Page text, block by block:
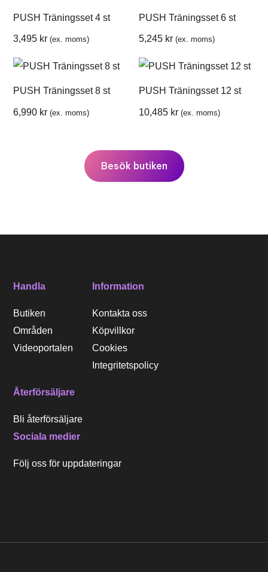
PUSH Träningsset 4 st
3,495 kr (ex. moms)
PUSH Träningsset 6 st
5,245 kr (ex. moms)
PUSH Träningsset 8 st
6,990 kr (ex. moms)
PUSH Träningsset 12 st
10,485 kr (ex. moms)
Besök butiken
Handla
Butiken
Områden
Videoportalen
Information
Kontakta oss
Köpvillkor
Cookies
Integritetspolicy
Återförsäljare
Bli återförsäljare
Sociala medier
Följ oss för uppdateringar